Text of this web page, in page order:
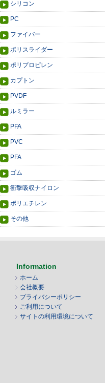
シリコン
PC
ファイバー
ポリスライダー
ポリプロピレン
カプトン
PVDF
ルミラー
PFA
PVC
PFA
ゴム
衝撃吸収ナイロン
ポリエチレン
その他
Information
ホーム
会社概要
プライバシーポリシー
ご利用について
サイトの利用環境について